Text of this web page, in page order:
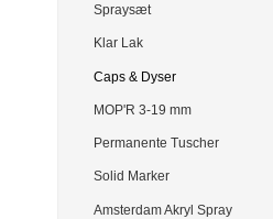
Spraysæt
Klar Lak
Caps & Dyser
MOP'R 3-19 mm
Permanente Tuscher
Solid Marker
Amsterdam Akryl Spray